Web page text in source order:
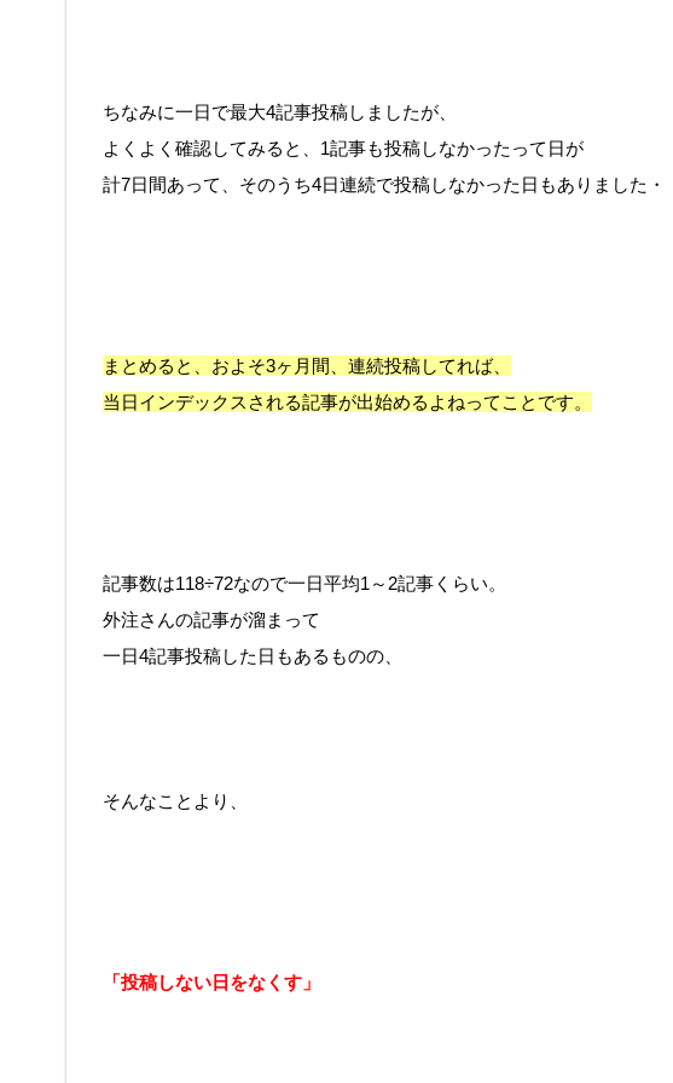
ちなみに一日で最大4記事投稿しましたが、
よくよく確認してみると、1記事も投稿しなかったって日が
計7日間あって、そのうち4日連続で投稿しなかった日もありました・
まとめると、およそ3ヶ月間、連続投稿してれば、
当日インデックスされる記事が出始めるよねってことです。
記事数は118÷72なので一日平均1～2記事くらい。
外注さんの記事が溜まって
一日4記事投稿した日もあるものの、
そんなことより、
「投稿しない日をなくす」